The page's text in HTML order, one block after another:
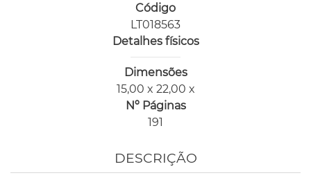
Código
LT018563
Detalhes físicos
Dimensões
15,00 x 22,00 x
Nº Páginas
191
DESCRIÇÃO